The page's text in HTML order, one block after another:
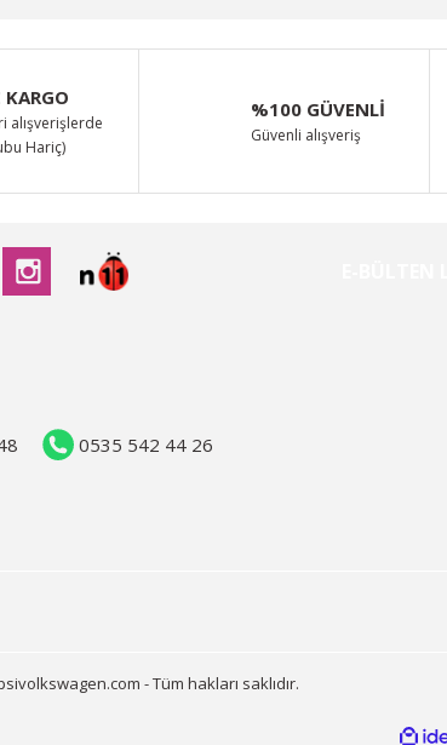
bozuk veya görüntülenemiyor.
eksik bilgiler bulunuyor.
hatalar bulunuyor.
sitelerden daha pahalı.
KARGO
alışverişlerde
Hariç)
%100 GÜVENLİ
Güvenli alışveriş
0535 542 44 26
- Tüm hakları saklıdır.